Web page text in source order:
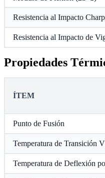
Resistencia al Impacto
Resistencia al Impacto de
Propiedades
ÍTEM
Punto de Fusión
Temperatura de Transición
Temperatura de Deflexión